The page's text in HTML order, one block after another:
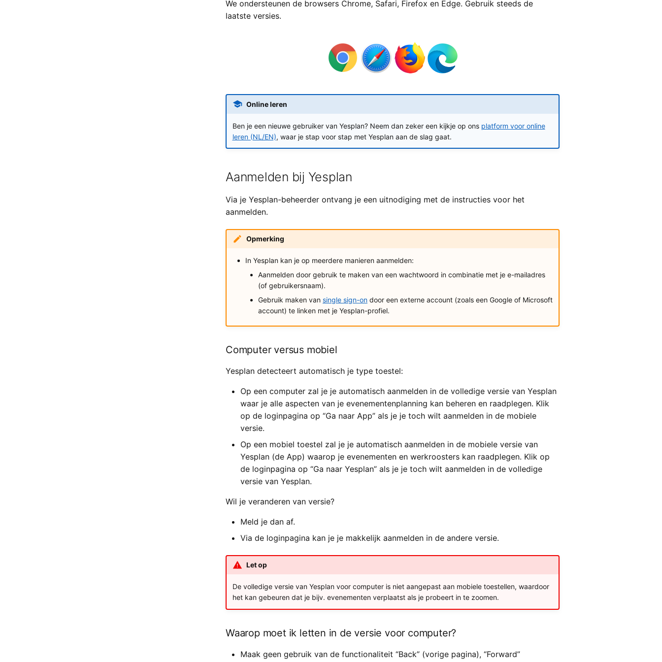
We ondersteunen de browsers Chrome, Safari, Firefox en Edge. Gebruik steeds de
laatste versies.
Online leren
Ben je een nieuwe gebruiker van Yesplan? Neem dan zeker een kijkje op ons platform voor online
leren (NL/EN), waar je stap voor stap met Yesplan aan de slag gaat.
Aanmelden bij Yesplan
Via je Yesplan-beheerder ontvang je een uitnodiging met de instructies voor het
aanmelden.
Opmerking
In Yesplan kan je op meerdere manieren aanmelden:
Aanmelden door gebruik te maken van een wachtwoord in combinatie met je e-mailadres
(of gebruikersnaam).
Gebruik maken van single sign-on door een externe account (zoals een Google of Microsoft
account) te linken met je Yesplan-profiel.
Computer versus mobiel
Yesplan detecteert automatisch je type toestel:
Op een computer zal je je automatisch aanmelden in de volledige versie van Yesplan
waar je alle aspecten van je evenementenplanning kan beheren en raadplegen. Klik
op de loginpagina op “Ga naar App” als je je toch wilt aanmelden in de mobiele
versie.
Op een mobiel toestel zal je je automatisch aanmelden in de mobiele versie van
Yesplan (de App) waarop je evenementen en werkroosters kan raadplegen. Klik op
de loginpagina op “Ga naar Yesplan” als je je toch wilt aanmelden in de volledige
versie van Yesplan.
Wil je veranderen van versie?
Meld je dan af.
Via de loginpagina kan je je makkelijk aanmelden in de andere versie.
Let op
De volledige versie van Yesplan voor computer is niet aangepast aan mobiele toestellen, waardoor
het kan gebeuren dat je bijv. evenementen verplaatst als je probeert in te zoomen.
Waarop moet ik letten in de versie voor computer?
Maak geen gebruik van de functionaliteit “Back” (vorige pagina), “Forward”